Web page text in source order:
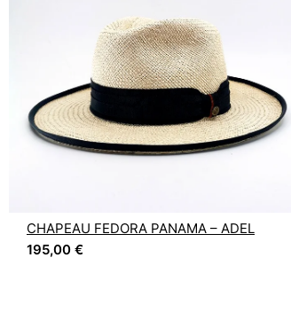
CHAPEAU FEDORA PANAMA – ADEL
195,00 €